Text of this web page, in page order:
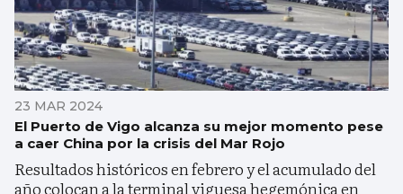
23 MAR 2024
El Puerto de Vigo alcanza su mejor momento pese
a caer China por la crisis del Mar Rojo
Resultados históricos en febrero y el acumulado del
año colocan a la terminal viguesa hegemónica en